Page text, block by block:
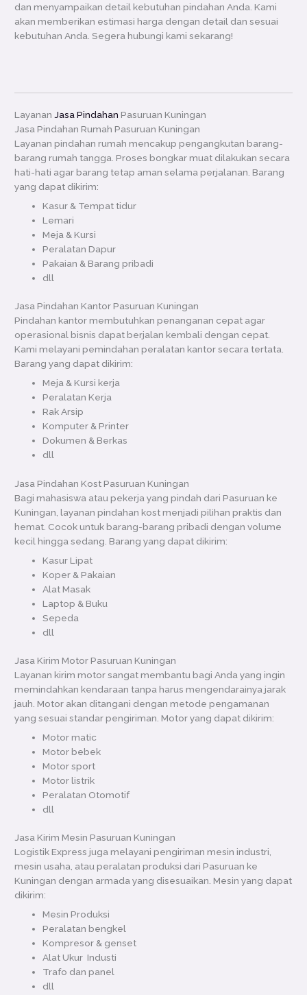
dan menyampaikan detail kebutuhan pindahan Anda. Kami
akan memberikan estimasi harga dengan detail dan sesuai
kebutuhan Anda. Segera hubungi kami sekarang!
Layanan Jasa Pindahan Pasuruan Kuningan
Jasa Pindahan Rumah Pasuruan Kuningan
Layanan pindahan rumah mencakup pengangkutan barang-
barang rumah tangga. Proses bongkar muat dilakukan secara
hati-hati agar barang tetap aman selama perjalanan. Barang
yang dapat dikirim:
Kasur & Tempat tidur
Lemari
Meja & Kursi
Peralatan Dapur
Pakaian & Barang pribadi
dll
Jasa Pindahan Kantor Pasuruan Kuningan
Pindahan kantor membutuhkan penanganan cepat agar
operasional bisnis dapat berjalan kembali dengan cepat.
Kami melayani pemindahan peralatan kantor secara tertata.
Barang yang dapat dikirim:
Meja & Kursi kerja
Peralatan Kerja
Rak Arsip
Komputer & Printer
Dokumen & Berkas
dll
Jasa Pindahan Kost Pasuruan Kuningan
Bagi mahasiswa atau pekerja yang pindah dari Pasuruan ke
Kuningan, layanan pindahan kost menjadi pilihan praktis dan
hemat. Cocok untuk barang-barang pribadi dengan volume
kecil hingga sedang. Barang yang dapat dikirim:
Kasur Lipat
Koper & Pakaian
Alat Masak
Laptop & Buku
Sepeda
dll
Jasa Kirim Motor Pasuruan Kuningan
Layanan kirim motor sangat membantu bagi Anda yang ingin
memindahkan kendaraan tanpa harus mengendarainya jarak
jauh. Motor akan ditangani dengan metode pengamanan
yang sesuai standar pengiriman. Motor yang dapat dikirim:
Motor matic
Motor bebek
Motor sport
Motor listrik
Peralatan Otomotif
dll
Jasa Kirim Mesin Pasuruan Kuningan
Logistik Express juga melayani pengiriman mesin industri,
mesin usaha, atau peralatan produksi dari Pasuruan ke
Kuningan dengan armada yang disesuaikan. Mesin yang dapat
dikirim:
Mesin Produksi
Peralatan bengkel
Kompresor & genset
Alat Ukur Industi
Trafo dan panel
dll